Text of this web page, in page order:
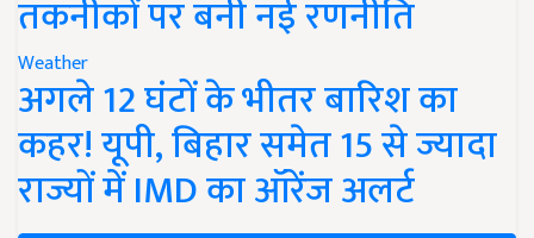
तकनीकों पर बनी नई रणनीति
Weather
अगले 12 घंटों के भीतर बारिश का
कहर! यूपी, बिहार समेत 15 से ज्यादा
राज्यों में IMD का ऑरेंज अलर्ट